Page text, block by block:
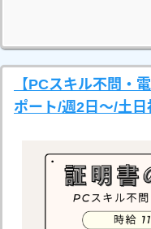
【PCスキル不問・
ポート/週2日～/土